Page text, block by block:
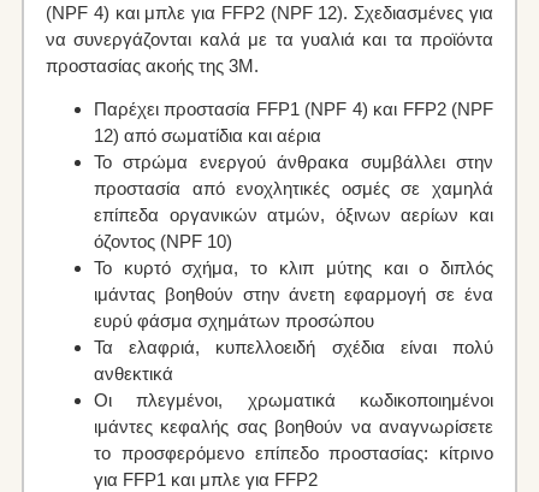
(NPF 4) και μπλε για FFP2 (NPF 12). Σχεδιασμένες για
να συνεργάζονται καλά με τα γυαλιά και τα προϊόντα
προστασίας ακοής της 3Μ.
Παρέχει προστασία FFP1 (NPF 4) και FFP2 (NPF
12) από σωματίδια και αέρια
Το στρώμα ενεργού άνθρακα συμβάλλει στην
προστασία από ενοχλητικές οσμές σε χαμηλά
επίπεδα οργανικών ατμών, όξινων αερίων και
όζοντος (NPF 10)
Το κυρτό σχήμα, το κλιπ μύτης και ο διπλός
ιμάντας βοηθούν στην άνετη εφαρμογή σε ένα
ευρύ φάσμα σχημάτων προσώπου
Τα ελαφριά, κυπελλοειδή σχέδια είναι πολύ
ανθεκτικά
Οι πλεγμένοι, χρωματικά κωδικοποιημένοι
ιμάντες κεφαλής σας βοηθούν να αναγνωρίσετε
το προσφερόμενο επίπεδο προστασίας: κίτρινο
για FFP1 και μπλε για FFP2